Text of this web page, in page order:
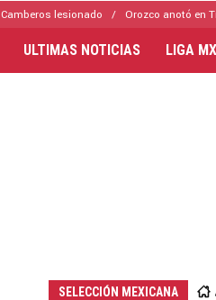
Camberos lesionado Orozco anotó en
ULTIMAS NOTICIAS LIGA MX
SELECCIÓN MEXICANA